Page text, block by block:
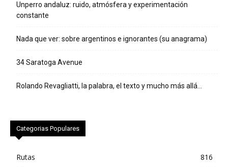
Unperro andaluz: ruido, atmósfera y experimentación
constante
Nada que ver: sobre argentinos e ignorantes (su anagrama)
34 Saratoga Avenue
Rolando Revagliatti, la palabra, el texto y mucho más allá…
Categorias Populares
Rutas
816